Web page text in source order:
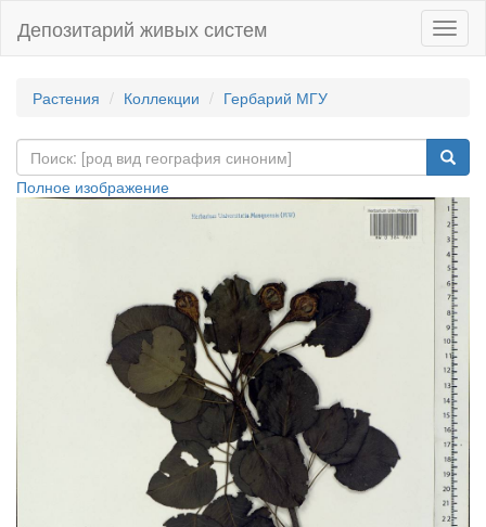
Депозитарий живых систем
Растения Коллекции Гербарий МГУ
Полное изображение